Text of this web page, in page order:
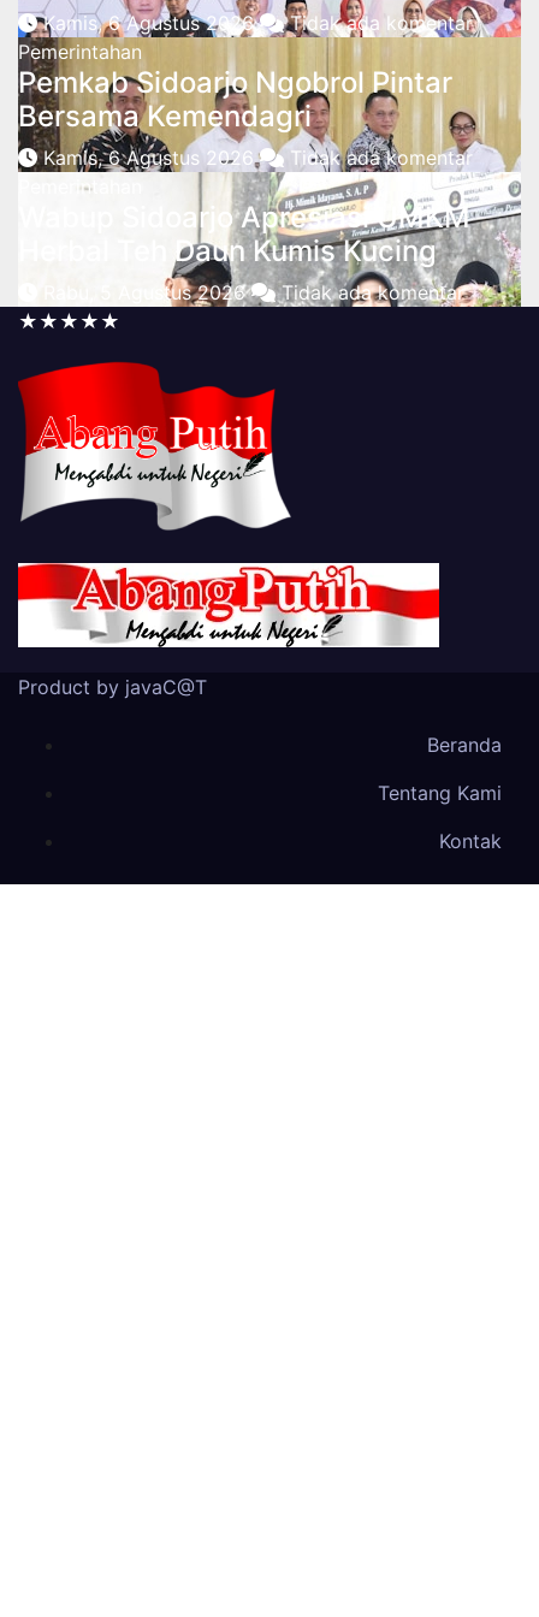
Kamis, 6 Agustus 2026
Tidak ada komentar
Pemerintahan
Pemkab Sidoarjo Ngobrol Pintar
Bersama Kemendagri
Kamis, 6 Agustus 2026
Tidak ada komentar
Pemerintahan
Wabup Sidoarjo Apresiasi UMKM
Herbal Teh Daun Kumis Kucing
Rabu, 5 Agustus 2026
Tidak ada komentar
★★★★★
Product by javaC@T
Beranda
Tentang Kami
Kontak